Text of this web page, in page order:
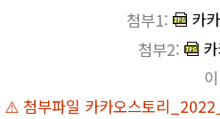
첨부1:
첨부2:
⚠️ 첨부파일 카카오스토리